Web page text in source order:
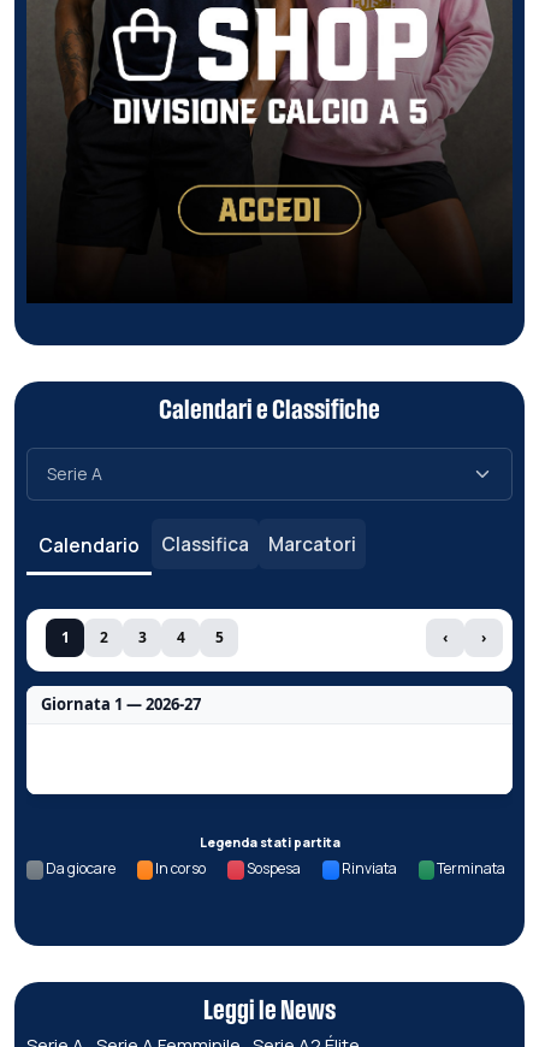
Calendari e Classifiche
Calendario Classifica Marcatori
1 2 3 4 5 ‹ ›
Giornata 1 — 2026-27
Legenda stati partita
Da giocare In corso Sospesa Rinviata Terminata
Leggi le News